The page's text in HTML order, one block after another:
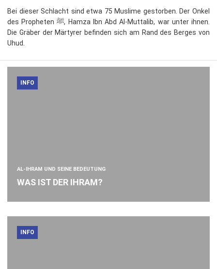
Bei dieser Schlacht sind etwa 75 Muslime gestorben. Der Onkel
des Propheten ﷺ, Hamza Ibn Abd Al-Muttalib, war unter ihnen.
Die Gräber der Märtyrer befinden sich am Rand des Berges von
Uhud.
INFO
AL-IHRAM UND SEINE BEDEUTUNG
WAS IST DER IHRAM?
INFO